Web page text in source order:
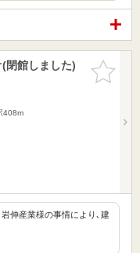
お気に入
りに追加
閉館しました)
408m
伸産業様の事情により､建